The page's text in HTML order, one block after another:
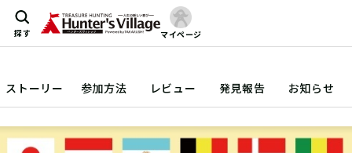
探す マイページ
ストーリー 参加方法 レビュー 発見報告 お知らせ